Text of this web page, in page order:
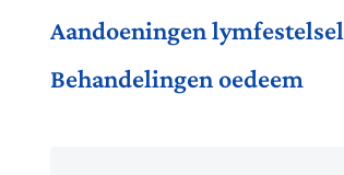
Aandoeningen lymfestelsel
Behandelingen oedeem